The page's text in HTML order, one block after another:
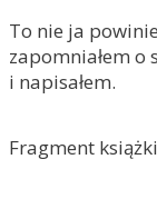
To nie ja
zapomniałem o
i napisałem.
Fragment książki